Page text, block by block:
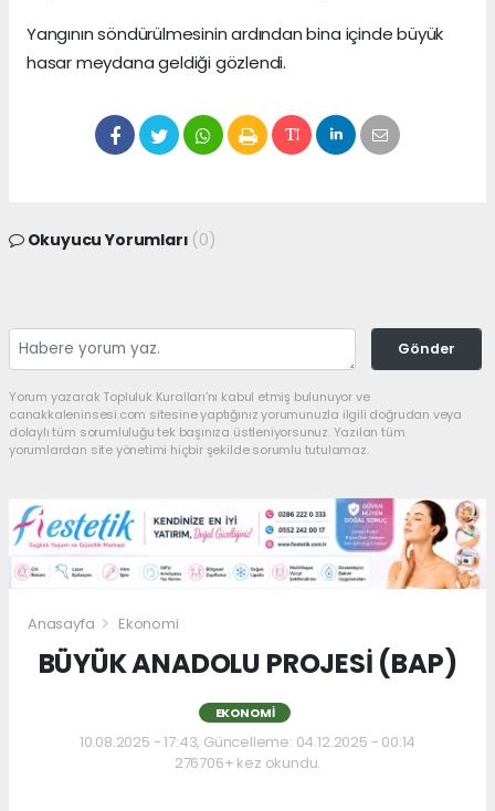
Yangının söndürülmesinin ardından bina içinde büyük
hasar meydana geldiği gözlendi.
Okuyucu Yorumları (0)
Gönder
Yorum yazarak Topluluk Kuralları’nı kabul etmiş bulunuyor ve
canakkaleninsesi.com sitesine yaptığınız yorumunuzla ilgili doğrudan veya
dolaylı tüm sorumluluğu tek başınıza üstleniyorsunuz. Yazılan tüm
yorumlardan site yönetimi hiçbir şekilde sorumlu tutulamaz.
Anasayfa Ekonomi
BÜYÜK ANADOLU PROJESİ (BAP)
EKONOMI
10.08.2025 - 17:43, Güncelleme: 04.12.2025 - 00:14
276706+ kez okundu.